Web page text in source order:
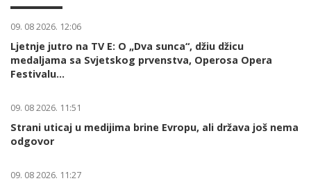
09. 08 2026. 12:06
Ljetnje jutro na TV E: O „Dva sunca“, džiu džicu
medaljama sa Svjetskog prvenstva, Operosa Opera
Festivalu...
09. 08 2026. 11:51
Strani uticaj u medijima brine Evropu, ali država još nema
odgovor
09. 08 2026. 11:27